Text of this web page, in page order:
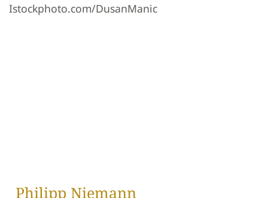
Istockphoto.com/DusanManic
Philipp Niemann